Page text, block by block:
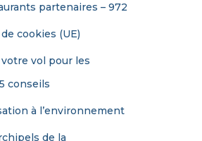
partenaires – 972
cookies (UE)
vol pour les
conseils
à l’environnement
de la